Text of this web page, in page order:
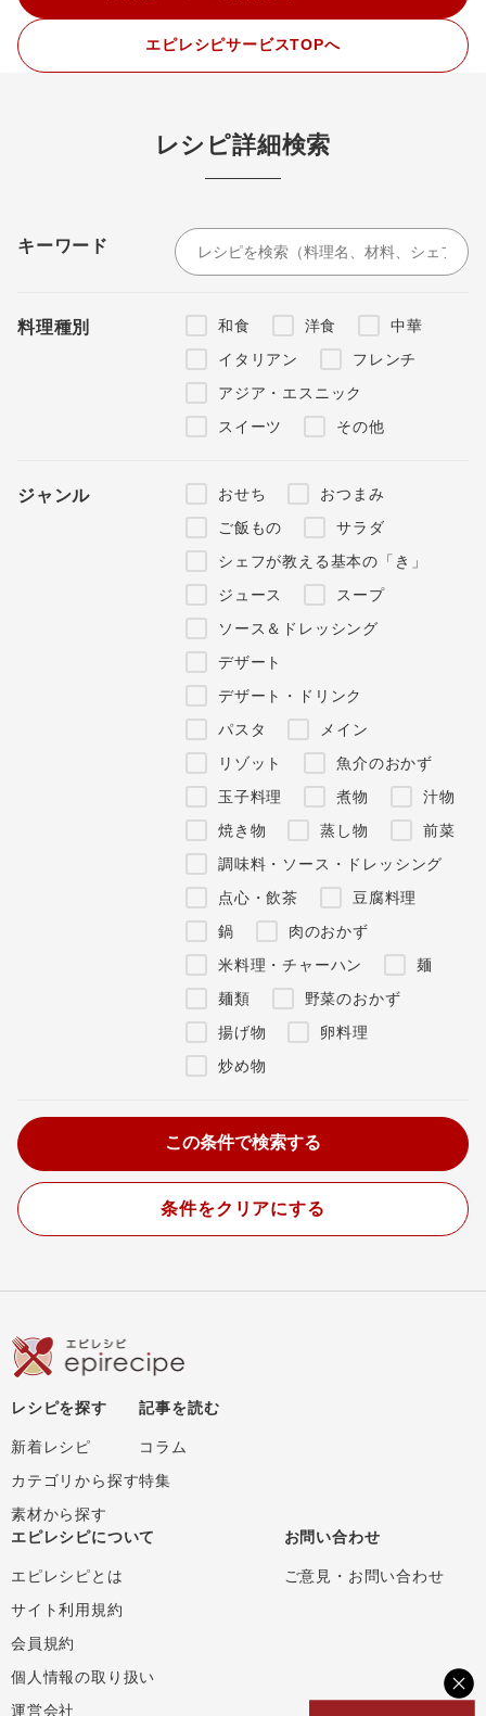
エピレシピサービスTOPへ
レシピ詳細検索
キーワード
料理種別 和食 洋食
中華
イタリアン
フレンチ
アジア・エスニック
スイーツ
その他
ジャンル おせち
おつまみ
ご飯もの
サラダ
シェフが教える基本の「き」
ジュース
スープ
ソース＆ドレッシング
デザート
デザート・ドリンク
パスタ
メイン
リゾット
魚介のおかず
玉子料理
煮物
汁物
焼き物
蒸し物
前菜
調味料・ソース・ドレッシング
点心・飲茶
豆腐料理
鍋
肉のおかず
米料理・チャーハン
麺
麺類
野菜のおかず
揚げ物
卵料理
炒め物
条件をクリアにする
レシピを探す
新着レシピ
カテゴリから探す
素材から探す
記事を読む
コラム
特集
エピレシピについて
エピレシピとは
サイト利用規約
会員規約
個人情報の取り扱い
運営会社
お問い合わせ
ご意見・お問い合わせ